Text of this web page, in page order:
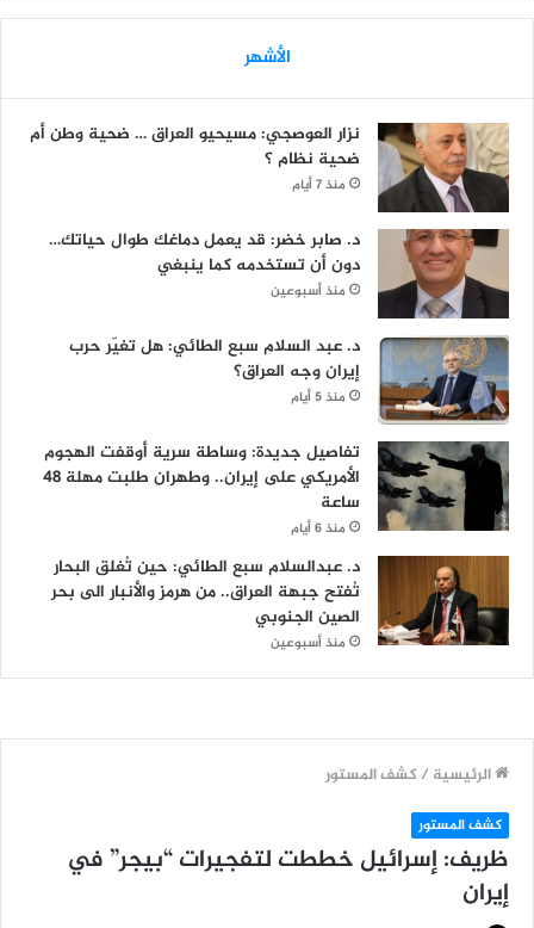
الأشهر
نزار العوصجي: مسيحيو العراق … ضحية وطن أم
ضحية نظام ؟
منذ 7 أيام
د. صابر خضر: قد يعمل دماغك طوال حياتك…
دون أن تستخدمه كما ينبغي
منذ أسبوعين
د. عبد السلام سبع الطائي: هل تغيّر حرب
إيران وجه العراق؟
منذ 5 أيام
تفاصيل جديدة: وساطة سرية أوقفت الهجوم
الأمريكي على إيران.. وطهران طلبت مهلة 48
ساعة
منذ 6 أيام
د. عبدالسلام سبع الطائي: حين تُغلق البحار
تُفتح جبهة العراق.. من هرمز والأنبار الى بحر
الصين الجنوبي
منذ أسبوعين